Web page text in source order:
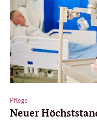
Pflege
Neuer